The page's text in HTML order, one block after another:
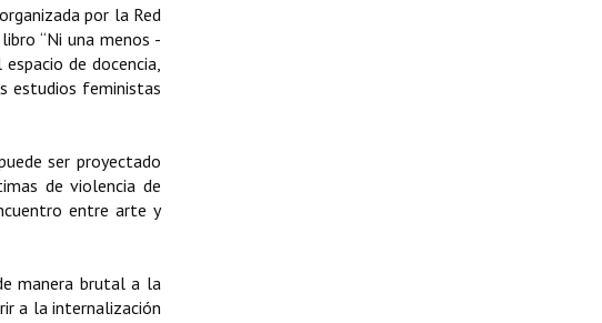
por la Red
“Ni una menos -
de docencia,
estudios feministas
ser proyectado
de violencia de
entre arte y
manera brutal a la
a la internalización